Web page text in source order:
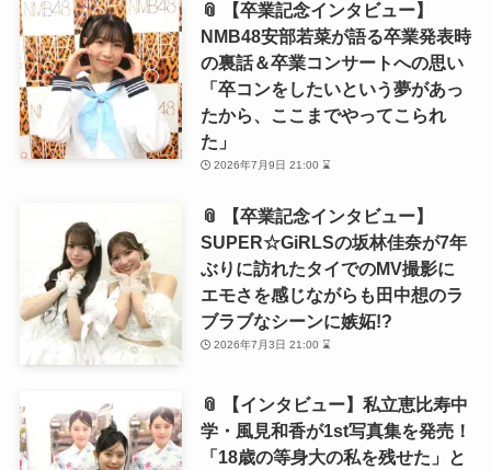
📎 【卒業記念インタビュー】
NMB48安部若菜が語る卒業発表時
の裏話＆卒業コンサートへの思い
「卒コンをしたいという夢があっ
たから、ここまでやってこられ
た」
2026年7月9日 21:00 ⌛
📎 【卒業記念インタビュー】
SUPER☆GiRLSの坂林佳奈が7年
ぶりに訪れたタイでのMV撮影に
エモさを感じながらも田中想のラ
ブラブなシーンに嫉妬!?
2026年7月3日 21:00 ⌛
📎 【インタビュー】私立恵比寿中
学・風見和香が1st写真集を発売！
「18歳の等身大の私を残せた」と